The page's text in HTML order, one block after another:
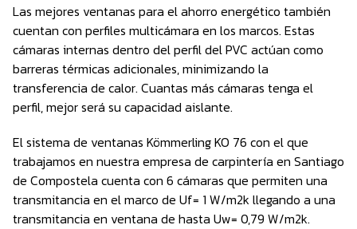
Las mejores ventanas para el ahorro energético también
cuentan con perfiles multicámara en los marcos. Estas
cámaras internas dentro del perfil del PVC actúan como
barreras térmicas adicionales, minimizando la
transferencia de calor. Cuantas más cámaras tenga el
perfil, mejor será su capacidad aislante.
El sistema de ventanas Kömmerling KO 76 con el que
trabajamos en nuestra empresa de carpintería en Santiago
de Compostela cuenta con 6 cámaras que permiten una
transmitancia en el marco de Uf= 1 W/m2k llegando a una
transmitancia en ventana de hasta Uw= 0,79 W/m2k.